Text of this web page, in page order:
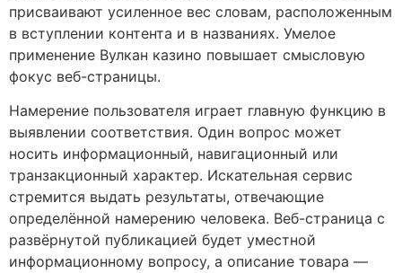
присваивают усиленное вес словам, расположенным
в вступлении контента и в названиях. Умелое
применение Вулкан казино повышает смысловую
фокус веб-страницы.
Намерение пользователя играет главную функцию в
выявлении соответствия. Один вопрос может
носить информационный, навигационный или
транзакционный характер. Искательная сервис
стремится выдать результаты, отвечающие
определённой намерению человека. Веб-страница с
развёрнутой публикацией будет уместной
информационному вопросу, а описание товара —